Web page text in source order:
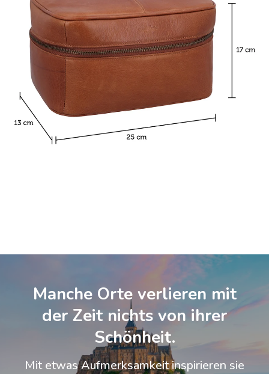
Manche Orte verlieren mit
der Zeit nichts von ihrer
Schönheit.
Mit etwas Aufmerksamkeit inspirieren sie